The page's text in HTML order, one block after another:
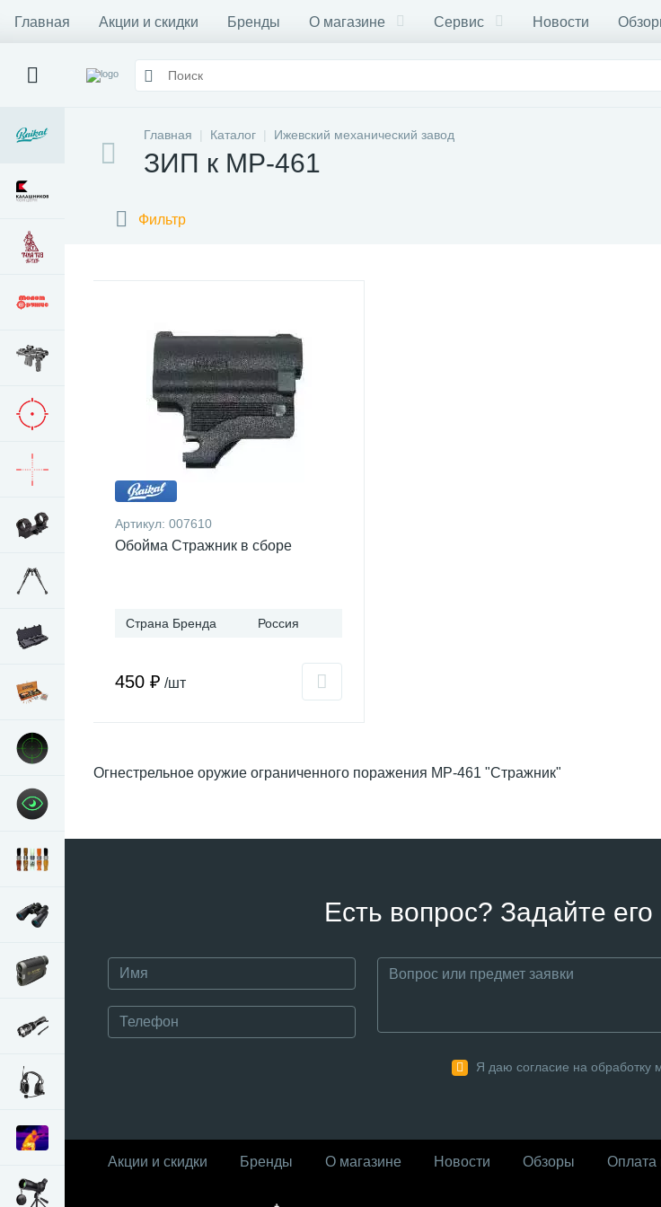
Главная Акции и скидки Бренды О магазине Сервис Новости
Главная Каталог Ижевский механический завод
ЗИП к МР-461
Фильтр
Артикул: 007610
Обойма Стражник в сборе
Страна Бренда Россия
450 ₽ /шт
Огнестрельное оружие ограниченного поражения МР-461 "Стражник"
Есть вопрос? Задайте
Я даю согласие на обработку
Акции и скидки Бренды О магазине Новости Обзоры Оплата